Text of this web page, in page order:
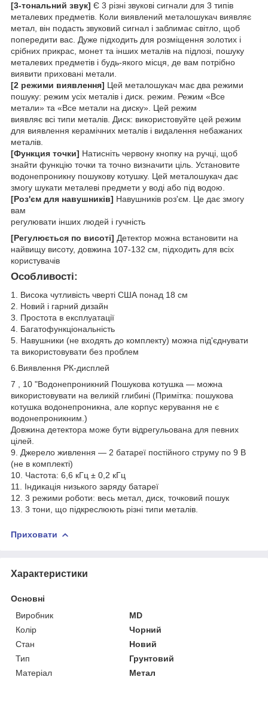
[3-тональний звук] Є 3 різні звукові сигнали для 3 типів
металевих предметів. Коли виявлений металошукач виявляє
метал, він подасть звуковий сигнал і заблимає світло, щоб
попередити вас. Дуже підходить для розміщення золотих і
срібних прикрас, монет та інших металів на підлозі, пошуку
металевих предметів і будь-якого місця, де вам потрібно
виявити приховані метали.
[2 режими виявлення] Цей металошукач має два режими
пошуку: режим усіх металів і диск. режим. Режим «Все
метали» та «Все метали на диску». Цей режим
виявляє всі типи металів. Диск: використовуйте цей режим
для виявлення керамічних металів і видалення небажаних
металів.
[Функция точки] Натисніть червону кнопку на ручці, щоб
знайти функцію точки та точно визначити ціль. Установите
водонепроникну пошукову котушку. Цей металошукач дає
змогу шукати металеві предмети у воді або під водою.
[Роз'єм для навушників] Навушників роз'єм. Це дає змогу
вам
регулювати інших людей і гучність
[Регулюється по висоті] Детектор можна встановити на
найвищу висоту, довжина 107-132 см, підходить для всіх
користувачів
Особливості:
1. Висока чутливість чверті США понад 18 см
2. Новий і гарний дизайн
3. Простота в експлуатації
4. Багатофункціональність
5. Навушники (не входять до комплекту) можна під'єднувати
та використовувати без проблем
6.Виявлення РК-дисплей
7 , 10 "Водонепроникний Пошукова котушка — можна
використовувати на великій глибині (Примітка: пошукова
котушка водонепроникна, але корпус керування не є
водонепроникним.)
Довжина детектора може бути відрегульована для певних
цілей.
9. Джерело живлення — 2 батареї постійного струму по 9 В
(не в комплекті)
10. Частота: 6,6 кГц ± 0,2 кГц
11. Індикація низького заряду батареї
12. 3 режими роботи: весь метал, диск, точковий пошук
13. 3 тони, що підкреслюють різні типи металів.
Приховати
Характеристики
Основні
Виробник
MD
Колір
Чорний
Стан
Новий
Тип
Грунтовий
Матеріал
Метал